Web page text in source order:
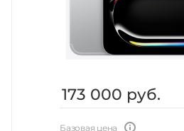
173 000 руб.
Базовая цена